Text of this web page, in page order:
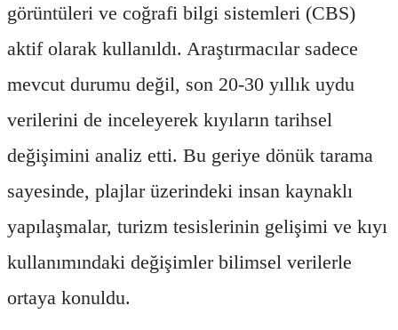
görüntüleri ve coğrafi bilgi sistemleri (CBS)
aktif olarak kullanıldı. Araştırmacılar sadece
mevcut durumu değil, son 20-30 yıllık uydu
verilerini de inceleyerek kıyıların tarihsel
değişimini analiz etti. Bu geriye dönük tarama
sayesinde, plajlar üzerindeki insan kaynaklı
yapılaşmalar, turizm tesislerinin gelişimi ve kıyı
kullanımındaki değişimler bilimsel verilerle
ortaya konuldu.